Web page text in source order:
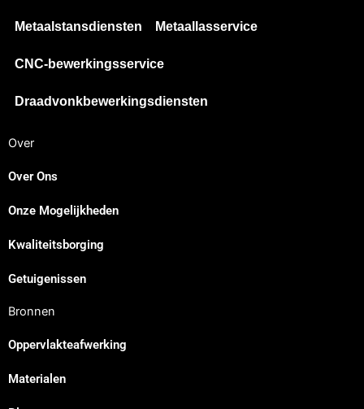
Metaalstansdiensten Metaallasservice
CNC-bewerkingsservice
Draadvonkbewerkingsdiensten
Over
Over Ons
Onze Mogelijkheden
Kwaliteitsborging
Getuigenissen
Bronnen
Oppervlakteafwerking
Materialen